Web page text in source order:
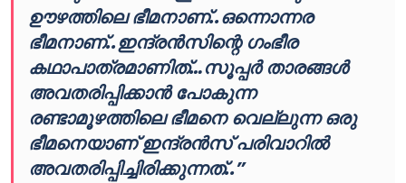
ഊഴത്തിലെ ഭീമനാണ്..ഒന്നൊന്നര
ഭീമനാണ്..ഇന്ദ്രൻസിന്റെ ഗംഭീര
കഥാപാത്രമാണിത്…സൂപ്പർ താരങ്ങൾ
അവതരിപ്പിക്കാൻ പോകുന്ന
രണ്ടാമൂഴത്തിലെ ഭീമനെ വെല്ലുന്ന ഒരു
ഭീമനെയാണ് ഇന്ദ്രൻസ് പരിവാറിൽ
അവതരിപ്പിച്ചിരിക്കുന്നത്..”